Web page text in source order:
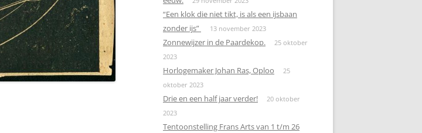
“Een klok die niet tikt, is als een ijsbaan
zonder ijs”
13 november 2023
Zonnewijzer in de Paardekop.
25 oktober
2023
Horlogemaker Johan Ras, Oploo
25
oktober 2023
Drie en een half jaar verder!
20 oktober
2023
Tentoonstelling Frans Arts van 1 t/m 26